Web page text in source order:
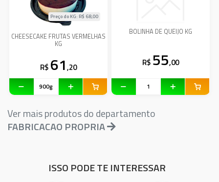
CHEESECAKE FRUTAS VERMELHAS
KG
Preço do KG: R$ 68,00
R$ 61,20
BOLINHA DE QUEIJO KG
R$ 55,00
Ver mais produtos do departamento
FABRICACAO PROPRIA
ISSO PODE TE INTERESSAR